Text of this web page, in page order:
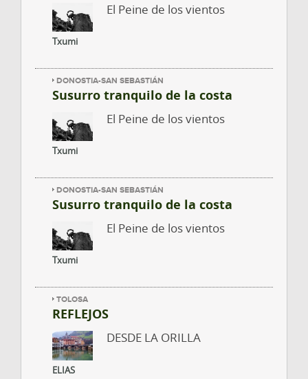
El Peine de los vientos
Txumi
DONOSTIA-SAN SEBASTIÁN
Susurro tranquilo de la costa
El Peine de los vientos
Txumi
DONOSTIA-SAN SEBASTIÁN
Susurro tranquilo de la costa
El Peine de los vientos
Txumi
TOLOSA
REFLEJOS
DESDE LA ORILLA
ELIAS